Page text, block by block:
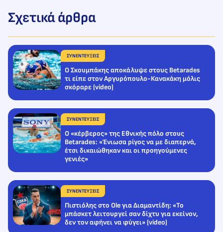
Σχετικά άρθρα
ΣΥΝΕΝΤΕΥΞΕΙΣ
Ο Σκουμπάκης αποκάλυψε στους Betarades
τι είπε στον Αργυρόπουλο-Κανακάκη μόλις
σκόραρε (video)
ΣΥΝΕΝΤΕΥΞΕΙΣ
Ο «κέρβερος» της Εθνικής πόλο στους
Betarades: «Ένιωσα ρίγος να με διαπερνά,
έτσι δικαιώθηκαν και οι προηγούμενες
γενιές»
ΣΥΝΕΝΤΕΥΞΕΙΣ
Πιστιόλης στο Ole για Διαμαντίδη: «Το
μπάσκετ λειτουργεί σαν δίχτυ για εκείνον,
δεν τον αφήνει να φύγει» (video)